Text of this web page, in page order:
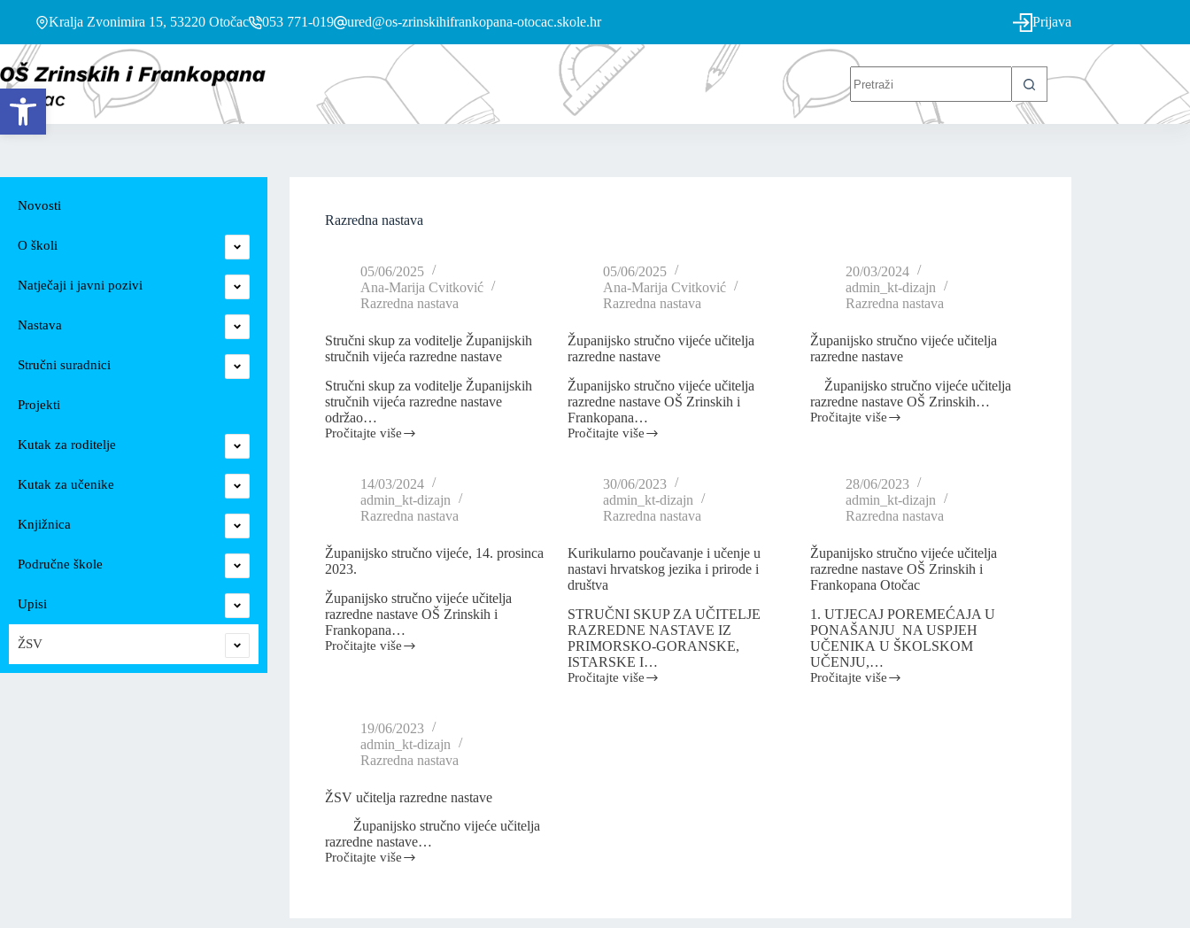
Open toolbar
Kralja Zvonimira 15, 53220 Otočac 053 771-019 ured@os-zrinskihifrankopana-otocac.skole.hr Prijava
Razredna nastava
05/06/2025
Ana-Marija Cvitković
Razredna nastava
Stručni skup za voditelje Županijskih
stručnih vijeća razredne nastave
Stručni skup za voditelje Županijskih
stručnih vijeća razredne nastave
održao…
Pročitajte više
05/06/2025
Ana-Marija Cvitković
Razredna nastava
Županijsko stručno vijeće učitelja
razredne nastave
Županijsko stručno vijeće učitelja
razredne nastave OŠ Zrinskih i
Frankopana…
Pročitajte više
20/03/2024
admin_kt-dizajn
Razredna nastava
Županijsko stručno vijeće učitelja
razredne nastave
Županijsko stručno vijeće učitelja
razredne nastave OŠ Zrinskih…
Pročitajte više
14/03/2024
admin_kt-dizajn
Razredna nastava
Županijsko stručno vijeće, 14. prosinca
2023.
Županijsko stručno vijeće učitelja
razredne nastave OŠ Zrinskih i
Frankopana…
Pročitajte više
30/06/2023
admin_kt-dizajn
Razredna nastava
Kurikularno poučavanje i učenje u
nastavi hrvatskog jezika i prirode i
društva
STRUČNI SKUP ZA UČITELJE
RAZREDNE NASTAVE IZ
PRIMORSKO-GORANSKE,
ISTARSKE I…
Pročitajte više
28/06/2023
admin_kt-dizajn
Razredna nastava
Županijsko stručno vijeće učitelja
razredne nastave OŠ Zrinskih i
Frankopana Otočac
1. UTJECAJ POREMEĆAJA U
PONAŠANJU NA USPJEH
UČENIKA U ŠKOLSKOM
UČENJU,…
Pročitajte više
19/06/2023
admin_kt-dizajn
Razredna nastava
ŽSV učitelja razredne nastave
Županijsko stručno vijeće učitelja
razredne nastave…
Pročitajte više
Novosti
O školi
Natječaji i javni pozivi
Nastava
Stručni suradnici
Projekti
Kutak za roditelje
Kutak za učenike
Knjižnica
Područne škole
Upisi
ŽSV